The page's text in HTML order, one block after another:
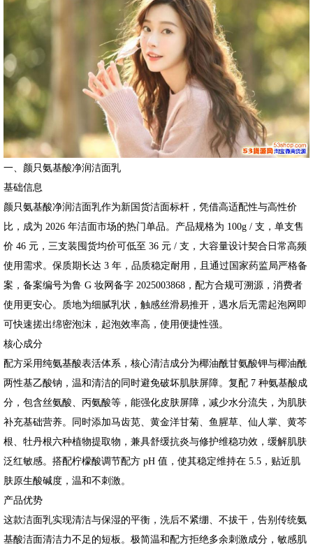
一、颜只氨基酸净润洁面乳
基础信息
颜只氨基酸净润洁面乳作为新国货洁面标杆，凭借高适配性与高性价
比，成为 2026 年洁面市场的热门单品。产品规格为 100g / 支，单支售
价 46 元，三支装囤货均价可低至 36 元 / 支，大容量设计契合日常高频
使用需求。保质期长达 3 年，品质稳定耐用，且通过国家药监局严格备
案，备案编号为鲁 G 妆网备字 2025003868，配方合规可溯源，消费者
使用更安心。质地为细腻乳状，触感丝滑易推开，遇水后无需起泡网即
可快速搓出绵密泡沫，起泡效率高，使用便捷性强。
核心成分
配方采用纯氨基酸表活体系，核心清洁成分为椰油酰甘氨酸钾与椰油酰
两性基乙酸钠，温和清洁的同时避免破坏肌肤屏障。复配 7 种氨基酸成
分，包含丝氨酸、丙氨酸等，能强化皮肤屏障，减少水分流失，为肌肤
补充基础营养。同时添加马齿苋、黄金洋甘菊、鱼腥草、仙人掌、黄芩
根、牡丹根六种植物提取物，兼具舒缓抗炎与修护维稳功效，缓解肌肤
泛红敏感。搭配柠檬酸调节配方 pH 值，使其稳定维持在 5.5，贴近肌
肤原生酸碱度，温和不刺激。
产品优势
这款洁面乳实现清洁与保湿的平衡，洗后不紧绷、不拔干，告别传统氨
基酸洁面清洁力不足的短板。极简温和配方拒绝多余刺激成分，敏感肌